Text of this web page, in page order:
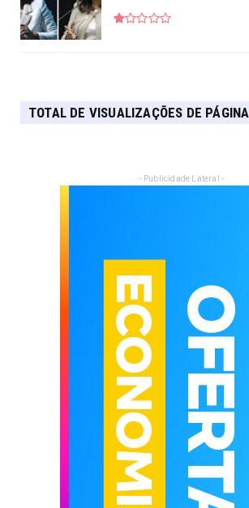
TOTAL DE VISUALIZAÇÕES DE PÁGINA
- Publicidade Lateral -